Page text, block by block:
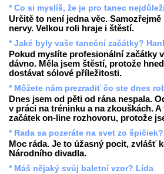
* Co si myslíš, že je pro tanec
Určitě to není jedna věc.
nervy. Velkou roli hraje i štěstí.
* Jaké byly vaše taneční začátky?
Pokud myslíte profesionální začátky
dávno. Měla jsem štěstí, protože
dostávat sólové příležitosti.
* Môžete nám prezradiť čo ste dnes
Dnes jsem od pěti od rána nespala.
v práci na tréninku a na zkouškách.
začátek on-line rozhovoru, protože
* Rada sa pozeráte na svet zo
Moc ráda. Je to úžasný pocit, zvlášť
Národního divadla.
* Máš nějaký svůj baletní vzor? Lída